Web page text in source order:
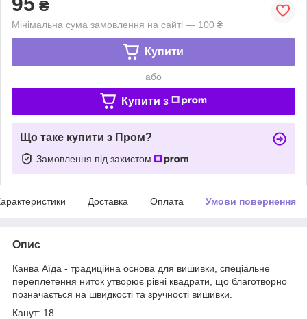
₴
Мінімальна сума замовлення на сайті — 100 ₴
Купити
або
Купити з
Що таке купити з Пром?
Замовлення під захистом
Доставка Оплата Умови повернення
Опис
Канва Аїда - традиційна основа для вишивки, спеціальне
переплетення ниток утворює рівні квадрати, що благотворно
позначається на швидкості та зручності вишивки.
Канут: 18